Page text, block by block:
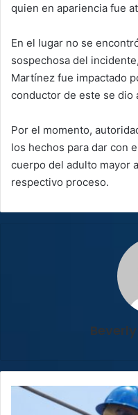
quien en apariencia fue
En el lugar no se
sospechosa del
Martínez fue impactado
conductor de este se dio
Por el momento,
los hechos para dar con
cuerpo del adulto mayor
respectivo proceso.
Vecinos